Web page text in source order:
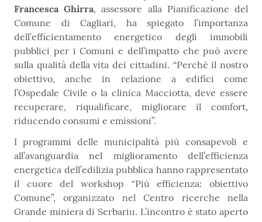
Francesca Ghirra, assessore alla Pianificazione del
Comune di Cagliari, ha spiegato l’importanza
dell’efficientamento energetico degli immobili
pubblici per i Comuni e dell’impatto che può avere
sulla qualità della vita dei cittadini. “Perché il nostro
obiettivo, anche in relazione a edifici come
l’Ospedale Civile o la clinica Macciotta, deve essere
recuperare, riqualificare, migliorare il comfort,
riducendo consumi e emissioni”.
I programmi delle municipalità più consapevoli e
all’avanguardia nel miglioramento dell’efficienza
energetica dell’edilizia pubblica hanno rappresentato
il cuore del workshop “Più efficienza: obiettivo
Comune”, organizzato nel Centro ricerche nella
Grande miniera di Serbariu. L’incontro è stato aperto